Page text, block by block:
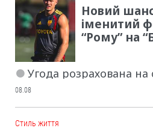
Новий
іменитий
“Рому” на
Угода розрахована на
08.08
Cтиль життя